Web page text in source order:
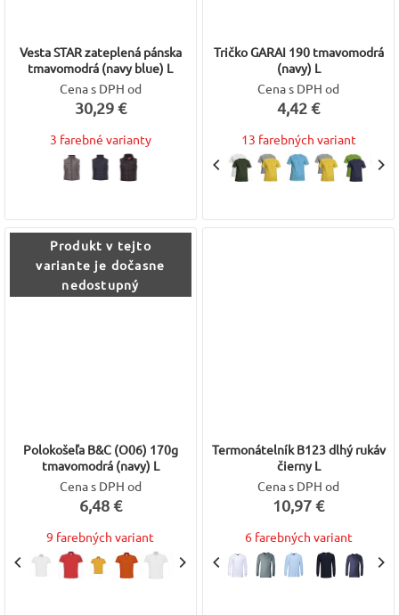
Vesta STAR zateplená pánska
tmavomodrá (navy blue) L
Cena s DPH od
30,29 €
3 farebné varianty
Tričko GARAI 190 tmavomodrá
(navy) L
Cena s DPH od
4,42 €
13 farebných variant
Produkt v tejto
variante je dočasne
nedostupný
Polokošeľa B&C (O06) 170g
tmavomodrá (navy) L
Cena s DPH od
6,48 €
9 farebných variant
Termonátelník B123 dlhý rukáv
čierny L
Cena s DPH od
10,97 €
6 farebných variant